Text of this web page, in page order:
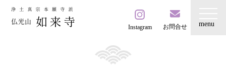
Instagram お問合せ